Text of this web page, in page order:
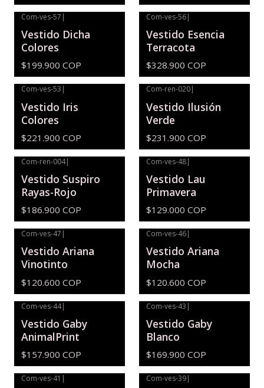
Com-ves-57 |
Vestido Dicha
Colores
$199.900 COP
Com-ves-56|
Vestido Esencia
Terracota
$328.900 COP
Com-ves-53
Vestido Iris
Colores
$221.900 COP
Com-ren-020
Vestido Ilusión
Verde
$231.900 COP
Com-ren-004|
Vestido Suspiro
Rayas-Rojo
$186.900 COP
Com-ves-48|
Vestido Lau
Primavera
$129.000 COP
Com-ves-47 |
Vestido Ariana
Vinotinto
$120.600 COP
Com-ves-46|
Vestido Ariana
Mocha
$120.600 COP
Com-ves-44|
Vestido Gaby
AnimalPrint
$157.900 COP
Com-ves-43 |
Vestido Gaby
Blanco
$169.900 COP
Com-ves-41 | Com-ves-39|